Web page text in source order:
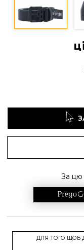
За цю
ДЛЯ ТОГО ЩОБ